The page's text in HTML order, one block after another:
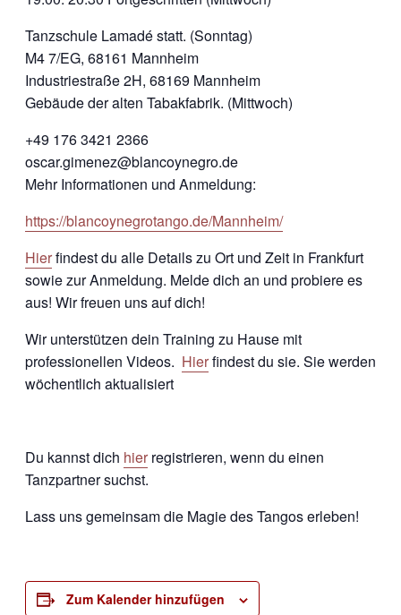
Tanzschule Lamadé statt. (Sonntag)
M4 7/EG, 68161 Mannheim
Industriestraße 2H, 68169 Mannheim
Gebäude der alten Tabakfabrik. (Mittwoch)
+49 176 3421 2366
oscar.gimenez@blancoynegro.de
Mehr Informationen und Anmeldung:
https://blancoynegrotango.de/Mannheim/
Hierfindest du alle Details zu Ort und Zeit in Frankfurt
sowie zur Anmeldung. Melde dich an und probiere es
aus! Wir freuen uns auf dich!
Wir unterstützen dein Training zu Hause mit
professionellen Videos. Hierfindest du sie. Sie werden
wöchentlich aktualisiert
Du kannst dich hier registrieren, wenn du einen
Tanzpartner suchst.
Lass uns gemeinsam die Magie des Tangos erleben!
Zum Kalender hinzufügen